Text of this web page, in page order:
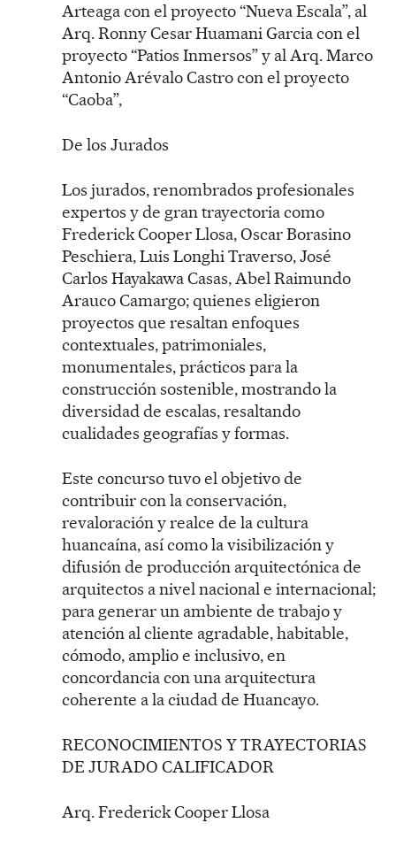
Arteaga con el proyecto “Nueva Escala”, al
Arq. Ronny Cesar Huamani Garcia con el
proyecto “Patios Inmersos” y al Arq. Marco
Antonio Arévalo Castro con el proyecto
“Caoba”,
De los Jurados
Los jurados, renombrados profesionales
expertos y de gran trayectoria como
Frederick Cooper Llosa, Oscar Borasino
Peschiera, Luis Longhi Traverso, José
Carlos Hayakawa Casas, Abel Raimundo
Arauco Camargo; quienes eligieron
proyectos que resaltan enfoques
contextuales, patrimoniales,
monumentales, prácticos para la
construcción sostenible, mostrando la
diversidad de escalas, resaltando
cualidades geografías y formas.
Este concurso tuvo el objetivo de
contribuir con la conservación,
revaloración y realce de la cultura
huancaína, así como la visibilización y
difusión de producción arquitectónica de
arquitectos a nivel nacional e internacional;
para generar un ambiente de trabajo y
atención al cliente agradable, habitable,
cómodo, amplio e inclusivo, en
concordancia con una arquitectura
coherente a la ciudad de Huancayo.
RECONOCIMIENTOS Y TRAYECTORIAS
DE JURADO CALIFICADOR
Arq. Frederick Cooper Llosa